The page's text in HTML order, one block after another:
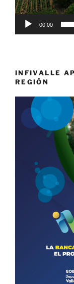
00:00
INFIVALLE
REGIÓN